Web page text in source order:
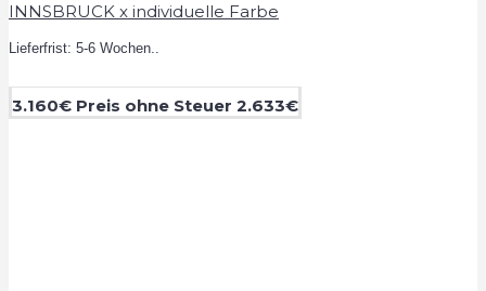
INNSBRUCK x individuelle Farbe
Lieferfrist: 5-6 Wochen..
3.160€ Preis ohne Steuer 2.633€